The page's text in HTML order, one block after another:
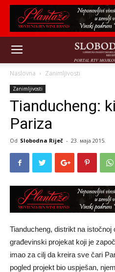
Naslovna Zanimljivosti
Zanimljivosti
Tianducheng:
Pariza
Od Slobodna Riječ - 23. маја 2015.
Tianducheng, distrikt na istočnoj
građevinski projekat koji je
imao za cilj da kreira sve čari
pogled projekt bio uspješan,